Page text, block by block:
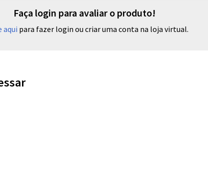
Faça login para avaliar o produto!
aqui para fazer login ou criar uma conta na loja virtual.